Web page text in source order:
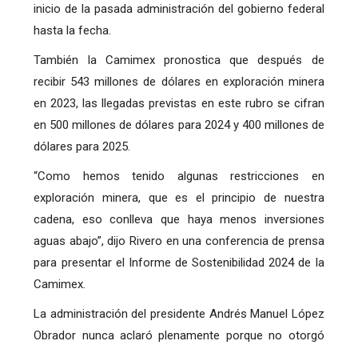
inicio de la pasada administración del gobierno federal
hasta la fecha.
También la Camimex pronostica que después de
recibir 543 millones de dólares en exploración minera
en 2023, las llegadas previstas en este rubro se cifran
en 500 millones de dólares para 2024 y 400 millones de
dólares para 2025.
“Como hemos tenido algunas restricciones en
exploración minera, que es el principio de nuestra
cadena, eso conlleva que haya menos inversiones
aguas abajo”, dijo Rivero en una conferencia de prensa
para presentar el Informe de Sostenibilidad 2024 de la
Camimex.
La administración del presidente Andrés Manuel López
Obrador nunca aclaró plenamente porque no otorgó